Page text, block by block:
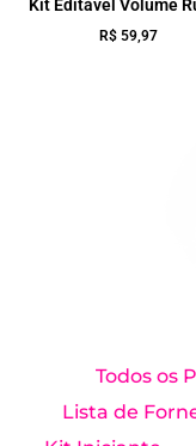
Kit Editável Volume
R$59,97
Todos os
Lista de